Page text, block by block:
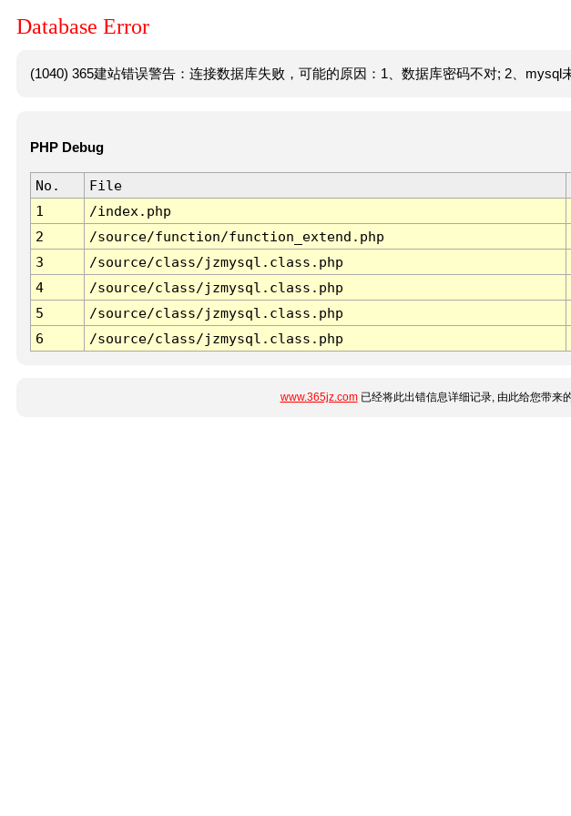
Database Error
(1040) 365建站错误警告：连接数据库失败，可能的原因：1、数据库密码不对; 2、mysql
PHP Debug
No. File
1
/index.php
2
/source/function/function_extend.php
3
/source/class/jzmysql.class.php
4
/source/class/jzmysql.class.php
5
/source/class/jzmysql.class.php
6
/source/class/jzmysql.class.php
www.365jz.com已经将此出错信息详细记录, 由此给您带来